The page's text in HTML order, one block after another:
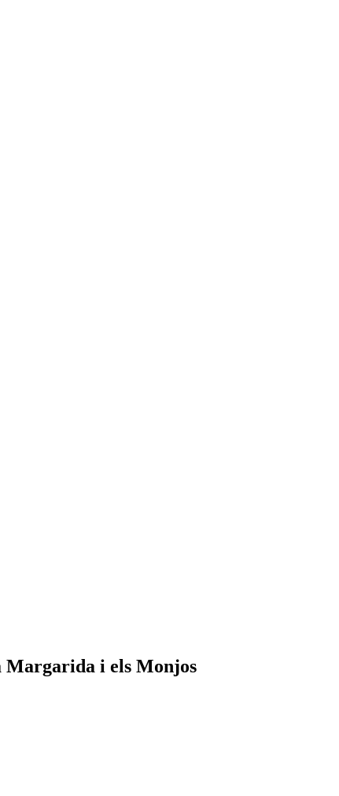
Margarida i els Monjos